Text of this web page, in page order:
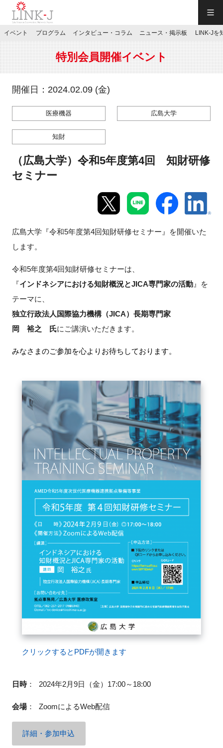
JP／EN
特別会員専用メニュー
お問い合わせ
イベント
インタビュー・コラム
ニュース・掲示板
特別会員
施設・アクセス
イベント プログラム インタビュー・コラム ニュース・掲示板 LINK-Jを
特別会員開催イベント
開催日：2024.02.09 (金)
医療機器 広島大学
知財
（広島大学）令和5年度第4回 知財研修
セミナー
広島大学『令和5年度第4回知財研修セミナー』を開催いた
します。
令和5年度第4回知財研修セミナーは、
『インドネシアにおける知財概況とJICA専門家の活動』を
テーマに、
独立行政法人国際協力機構（JICA）長期専門家
岡 裕之 氏にご講演いただきます。
みなさまのご参加を心よりお待ちしております。
クリックするとPDFが開きます
日時： 2024年2月9日（金）17:00～18:00
会場： ZoomによるWeb配信
詳細・参加申込